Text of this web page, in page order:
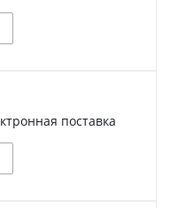
поставка